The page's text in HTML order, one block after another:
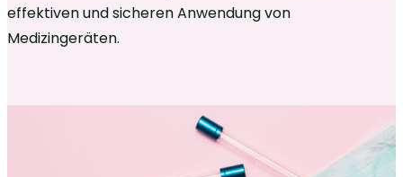
effektiven und sicheren Anwendung von
Medizingeräten.